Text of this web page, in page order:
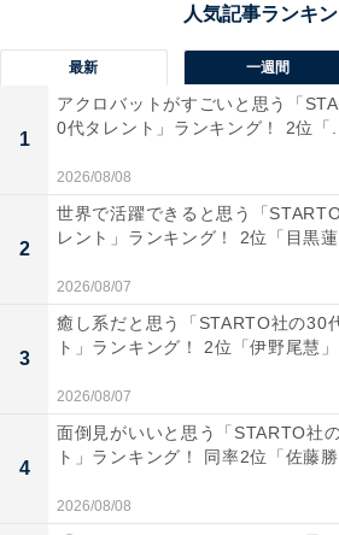
奈川県）、「ラーメンが好きな人は
県）といった声が集まりました。
1位：ままどおる（三万石）／
最新 一週間
1
アクロバットがすごいと思う「
0代タレント」ランキング！ 2位「...
2026/08/08
2
世界で活躍できると思う「
レント」ランキング！ 2位「目黒蓮
2026/08/07
3
癒し系だと思う「STARTO社の30
ト」ランキング！ 2位「伊野尾慧」
2026/08/07
4
面倒見がいいと思う「STARTO社
ト」ランキング！ 同率2位「佐藤勝
2026/08/08